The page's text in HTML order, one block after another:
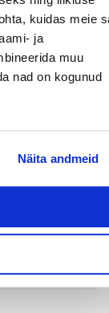
kuidas meie
ja
muu
nad on kogunud
Näita andmeid
vett, et ta